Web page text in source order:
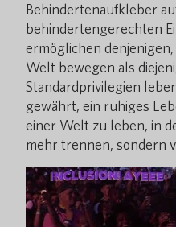
Behindertenaufkleber
behindertengerechten
ermöglichen
Welt bewegen als
Standardprivilegien
gewährt, ein ruhiges
einer Welt zu leben, in
mehr trennen, sondern